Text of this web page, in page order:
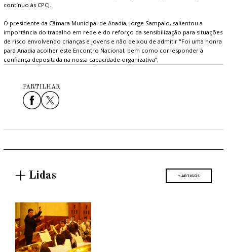
contínuo às CPCJ.
O presidente da Câmara Municipal de Anadia, Jorge Sampaio, salientou a
importância do trabalho em rede e do reforço da sensibilização para situações
de risco envolvendo crianças e jovens e não deixou de admitir "Foi uma honra
para Anadia acolher este Encontro Nacional, bem como corresponder à
confiança depositada na nossa capacidade organizativa”.
PARTILHAR
+ Lidas + ARTIGOS